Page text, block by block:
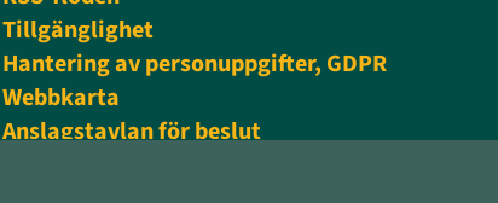
Tillgänglighet
Hantering av personuppgifter, GDPR
Webbkarta
Anslagstavlan för beslut